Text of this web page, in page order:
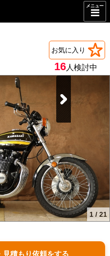
メニュー
お気に入り
16人検討中
1 / 21
積もり依頼をする